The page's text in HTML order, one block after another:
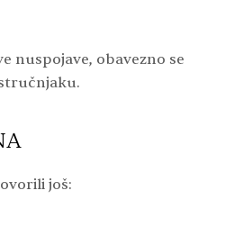
nuspojave, obavezno se
još: